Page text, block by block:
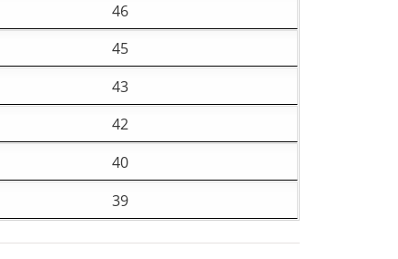
46
45
43
42
40
39